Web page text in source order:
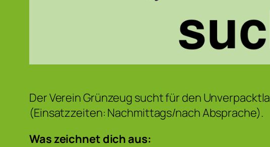
Der Verein Grünzeug sucht für den
(Einsatzzeiten: Nachmittags/nach Absprache).
Was zeichnet dich aus: